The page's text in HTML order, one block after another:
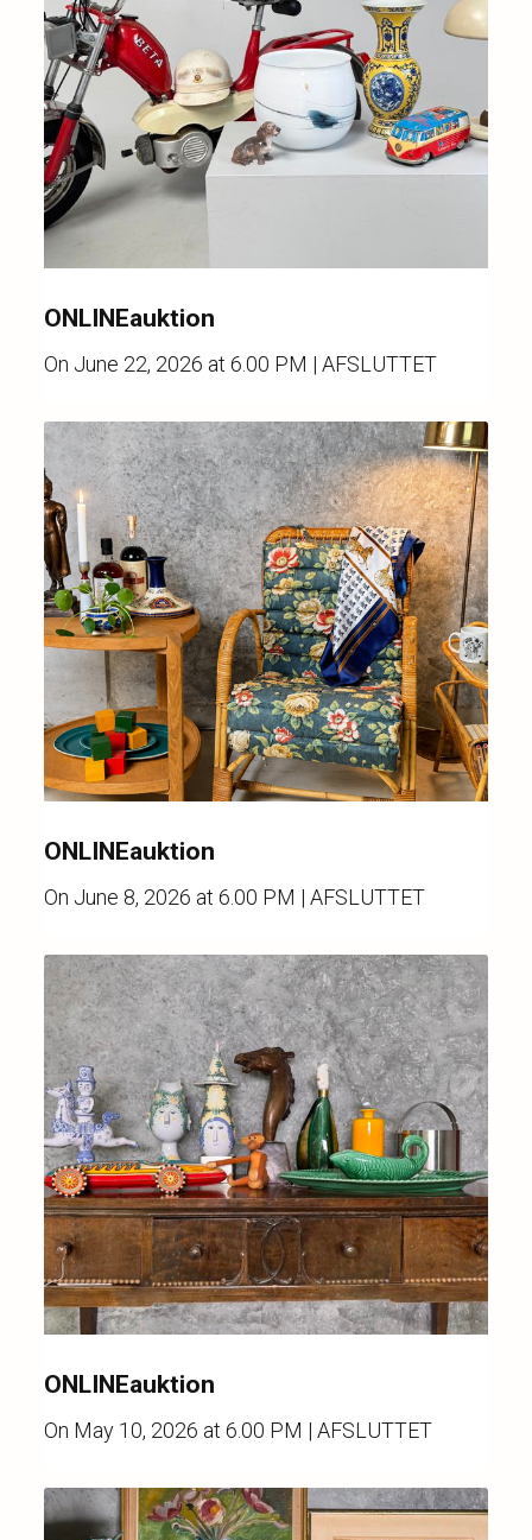
ONLINEauktion
On June 22, 2026 at 6.00 PM | AFSLUTTET
ONLINEauktion
On June 8, 2026 at 6.00 PM | AFSLUTTET
ONLINEauktion
On May 10, 2026 at 6.00 PM | AFSLUTTET